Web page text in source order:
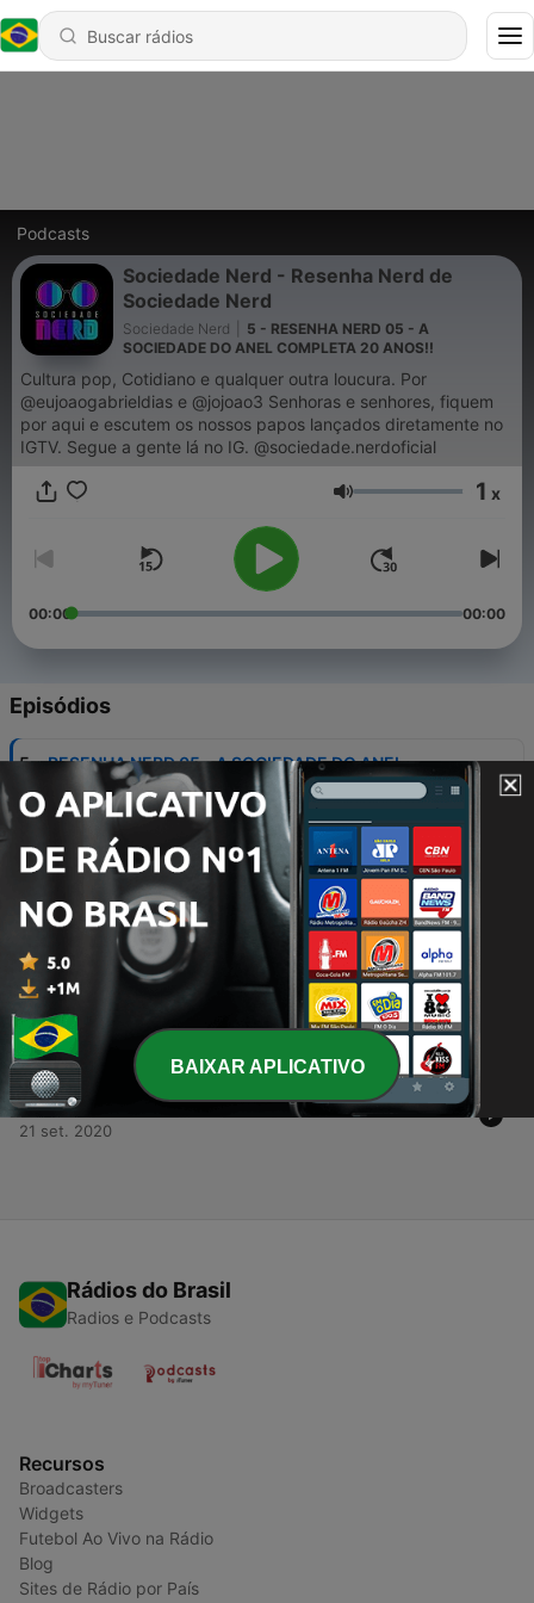
Podcasts
Sociedade Nerd - Resenha Nerd de
Sociedade Nerd
Sociedade Nerd
5 - RESENHA NERD 05 - A
SOCIEDADE DO ANEL COMPLETA 20 ANOS!!
Cultura pop, Cotidiano e qualquer outra loucura. Por
@eujoaogabrieldias e @jojoao3 Senhoras e senhores, fiquem
por aqui e escutem os nossos papos lançados diretamente no
IGTV. Segue a gente lá no IG. @sociedade.nerdoficial
Volume 1 x
00:00 00:00
Episódios
5 - RESENHA NERD 05 - A SOCIEDADE DO ANEL
COMPLETA 20 ANOS!!
02 fev. 2021
4 - RESENHA NERD 04 - ESTAMOS NO YOUTUBE!
3 - RESENHA NERD 03 - O DILEMA DAS REDES
(PORQUE VOCÊ DEVE ASSISTIR!)
30 set. 2020
2 - RESENHA NERD 02 - NOSTALGIA MUSICAL
23 set. 2020
1 - RESENHA NERD 01 - O DIABO DE CADA DIA
21 set. 2020
Rádios do Brasil
Radios e Podcasts
Recursos
Broadcasters
Widgets
Futebol Ao Vivo na Rádio
Blog
Sites de Rádio por País
BAIXAR APLICATIVO